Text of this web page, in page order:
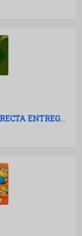
TOY STORY 5 RESEÑA:UNA CORRECTA ENTREGA DE MÚLTIPLES BOSTEZOS